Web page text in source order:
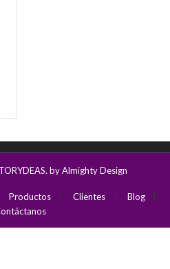
. by Almighty Design
Productos Clientes
Blog